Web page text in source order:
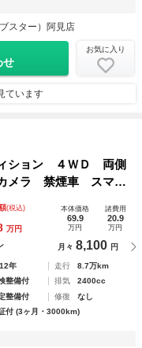
スター）阿見店
せ
お気に入り
ています
ション ４ＷＤ 両側
メラ 禁煙車 スマー
７インチアルミ オ
アコン Ｂｌｕｅｔｏ
(税込)
万円
本体価格
69.9
万円
諸費用
20.9
万円
月々 8,100 円
年 走行
8.7万km
整備付 排気
2400cc
整備付 修復
なし
付 (3ヶ月・3000km)